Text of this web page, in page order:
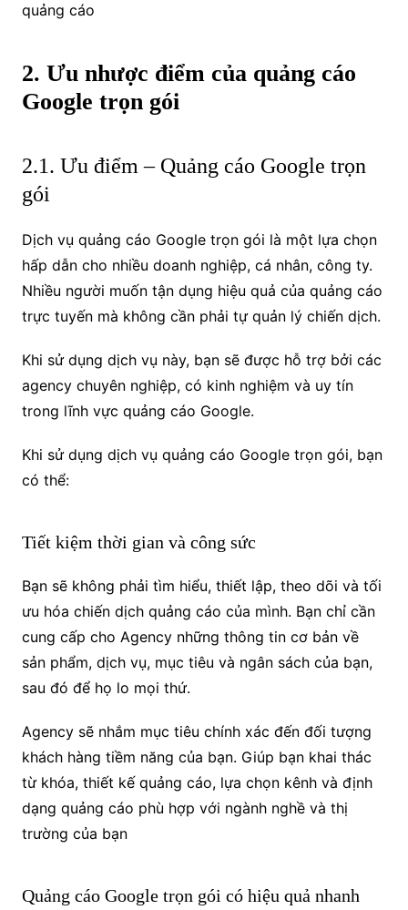
quảng cáo
2. Ưu nhược điểm của quảng cáo
Google trọn gói
2.1. Ưu điểm – Quảng cáo Google trọn
gói
Dịch vụ quảng cáo Google trọn gói là một lựa chọn
hấp dẫn cho nhiều doanh nghiệp, cá nhân, công ty.
Nhiều người muốn tận dụng hiệu quả của quảng cáo
trực tuyến mà không cần phải tự quản lý chiến dịch.
Khi sử dụng dịch vụ này, bạn sẽ được hỗ trợ bởi các
agency chuyên nghiệp, có kinh nghiệm và uy tín
trong lĩnh vực quảng cáo Google.
Khi sử dụng dịch vụ quảng cáo Google trọn gói, bạn
có thể:
Tiết kiệm thời gian và công sức
Bạn sẽ không phải tìm hiểu, thiết lập, theo dõi và tối
ưu hóa chiến dịch quảng cáo của mình. Bạn chỉ cần
cung cấp cho Agency những thông tin cơ bản về
sản phẩm, dịch vụ, mục tiêu và ngân sách của bạn,
sau đó để họ lo mọi thứ.
Agency sẽ nhắm mục tiêu chính xác đến đối tượng
khách hàng tiềm năng của bạn. Giúp bạn khai thác
từ khóa, thiết kế quảng cáo, lựa chọn kênh và định
dạng quảng cáo phù hợp với ngành nghề và thị
trường của bạn
Quảng cáo Google trọn gói có hiệu quả nhanh